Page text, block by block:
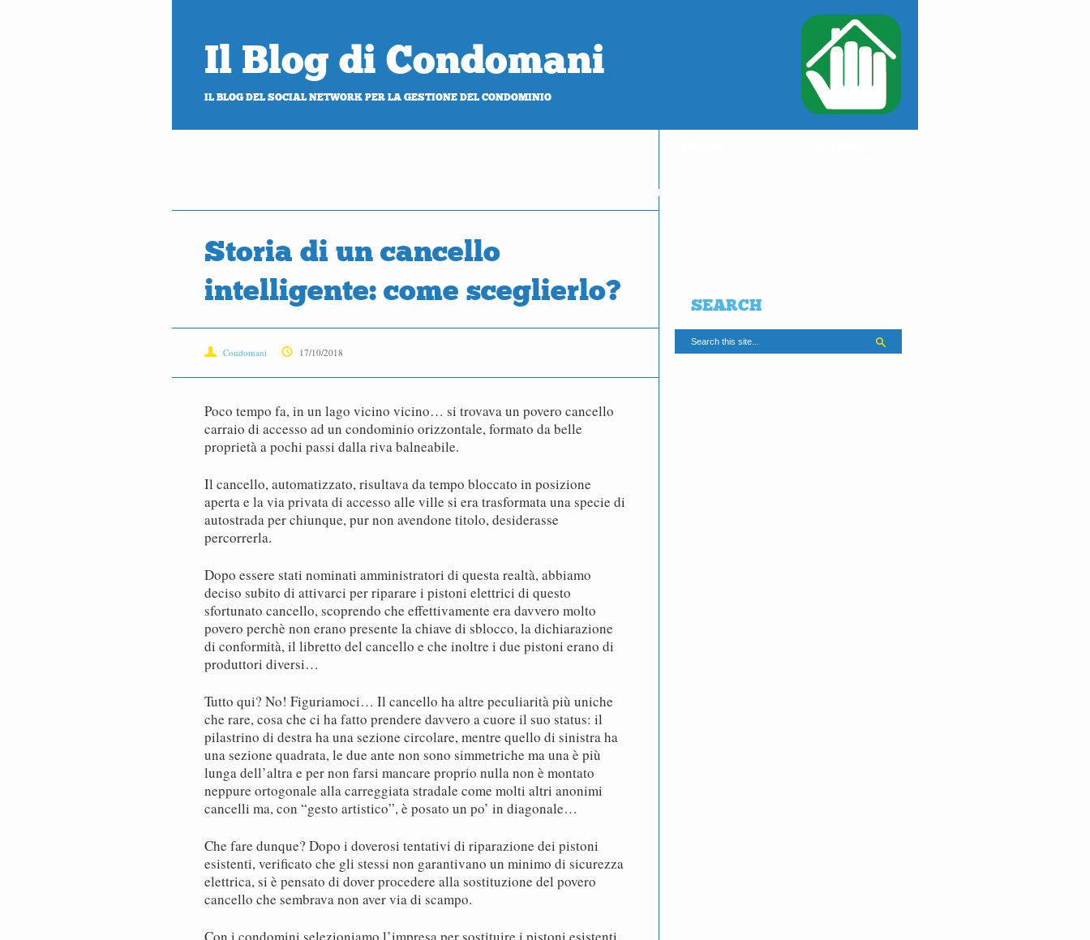
Il Blog di Condomani
IL BLOG DEL SOCIAL NETWORK PER LA GESTIONE DEL CONDOMINIO
Storia di un cancello
intelligente: come sceglierlo?
Condomani 17/10/2018
Poco tempo fa, in un lago vicino vicino… si trovava un povero cancello
carraio di accesso ad un condominio orizzontale, formato da belle
proprietà a pochi passi dalla riva balneabile.
Il cancello, automatizzato, risultava da tempo bloccato in posizione
aperta e la via privata di accesso alle ville si era trasformata una specie di
autostrada per chiunque, pur non avendone titolo, desiderasse
percorrerla.
Dopo essere stati nominati amministratori di questa realtà, abbiamo
deciso subito di attivarci per riparare i pistoni elettrici di questo
sfortunato cancello, scoprendo che effettivamente era davvero molto
povero perchè non erano presente la chiave di sblocco, la dichiarazione
di conformità, il libretto del cancello e che inoltre i due pistoni erano di
produttori diversi…
Tutto qui? No! Figuriamoci… Il cancello ha altre peculiarità più uniche
che rare, cosa che ci ha fatto prendere davvero a cuore il suo status: il
pilastrino di destra ha una sezione circolare, mentre quello di sinistra ha
una sezione quadrata, le due ante non sono simmetriche ma una è più
lunga dell’altra e per non farsi mancare proprio nulla non è montato
neppure ortogonale alla carreggiata stradale come molti altri anonimi
cancelli ma, con “gesto artistico”, è posato un po’ in diagonale…
Che fare dunque? Dopo i doverosi tentativi di riparazione dei pistoni
esistenti, verificato che gli stessi non garantivano un minimo di sicurezza
elettrica, si è pensato di dover procedere alla sostituzione del povero
cancello che sembrava non aver via di scampo.
SEARCH